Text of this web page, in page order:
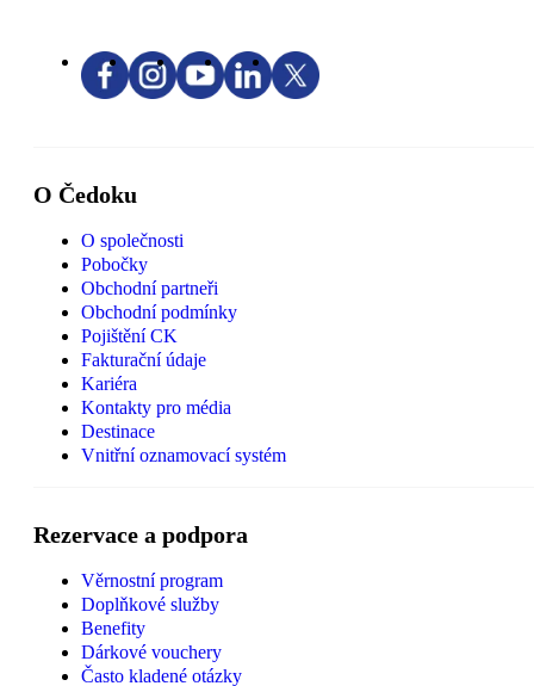
O Čedoku
O společnosti
Pobočky
Obchodní partneři
Obchodní podmínky
Pojištění CK
Fakturační údaje
Kariéra
Kontakty pro média
Destinace
Vnitřní oznamovací systém
Rezervace a podpora
Věrnostní program
Doplňkové služby
Benefity
Dárkové vouchery
Často kladené otázky